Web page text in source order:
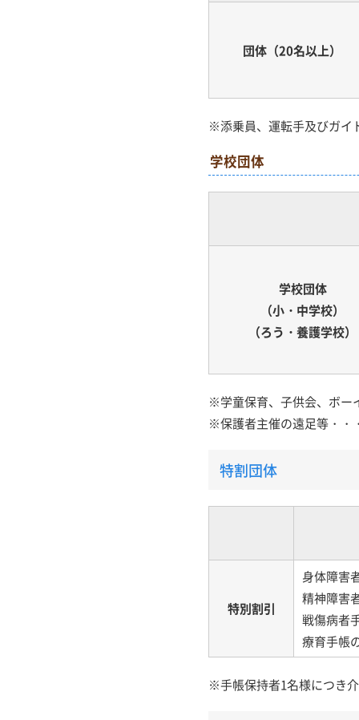
団体（20名以上）
※添乗員、運転手及びガイ
学校団体
学校団体
（小・中学校）
（ろう・養護学校）
※学童保育、子供会、ボー
※保護者主催の遠足等・・
特割団体
特別割引
身体障害
精神障害
戦傷病者
療育手帳
※手帳保持者1名様につき